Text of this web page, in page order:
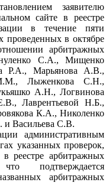
заявителю
сайте в реестре
в течение пяти
проведенных в октябре
арбитражных
С.А., Мищенко
Р.А., Марьянова А.В.,
Лыженкова С.Н.,
А.Н., Логвинова
Лаврентьевой Н.Б.,
К.А., Николенко
и Васильева С.В.
административным
указанных проверок,
реестре арбитражных
подтверждается
арбитражных